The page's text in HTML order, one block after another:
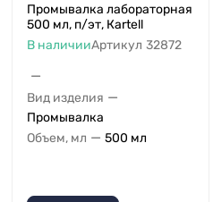
Промывалка лабораторная
500 мл, п/эт, Кartell
В наличииАртикул 32872
—
Вид изделия —
Промывалка
Объем, мл — 500 мл